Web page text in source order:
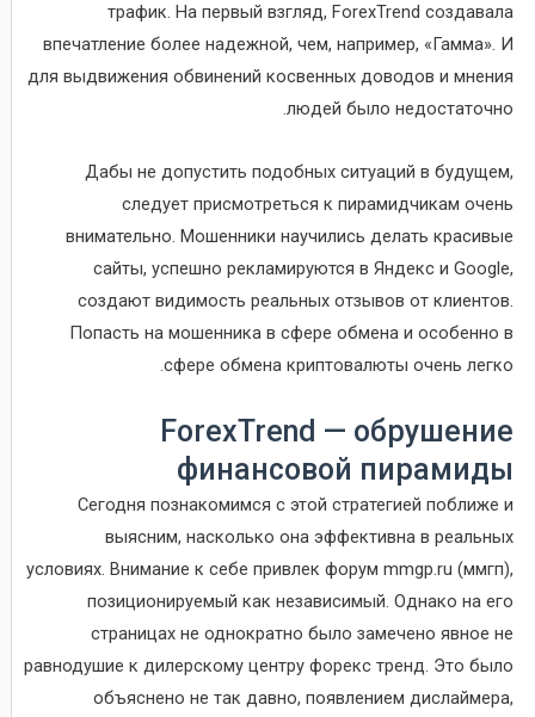
трафик. На первый взгляд, ForexTrend создавала
впечатление более надежной, чем, например, «Гамма». И
для выдвижения обвинений косвенных доводов и мнения
людей было недостаточно.
Дабы не допустить подобных ситуаций в будущем,
следует присмотреться к пирамидчикам очень
внимательно. Мошенники научились делать красивые
сайты, успешно рекламируются в Яндекс и Google,
создают видимость реальных отзывов от клиентов.
Попасть на мошенника в сфере обмена и особенно в
сфере обмена криптовалюты очень легко.
ForexTrend — обрушение
финансовой пирамиды
Сегодня познакомимся с этой стратегией поближе и
выясним, насколько она эффективна в реальных
условиях. Внимание к себе привлек форум mmgp.ru (ммгп),
позиционируемый как независимый. Однако на его
страницах не однократно было замечено явное не
равнодушие к дилерскому центру форекс тренд. Это было
объяснено не так давно, появлением дислаймера,